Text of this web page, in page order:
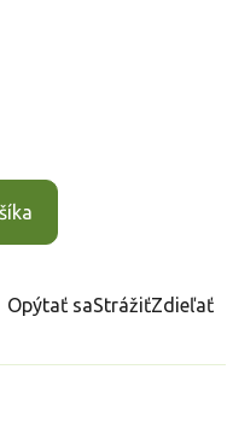
Opýtať saStrážiťZdieľať